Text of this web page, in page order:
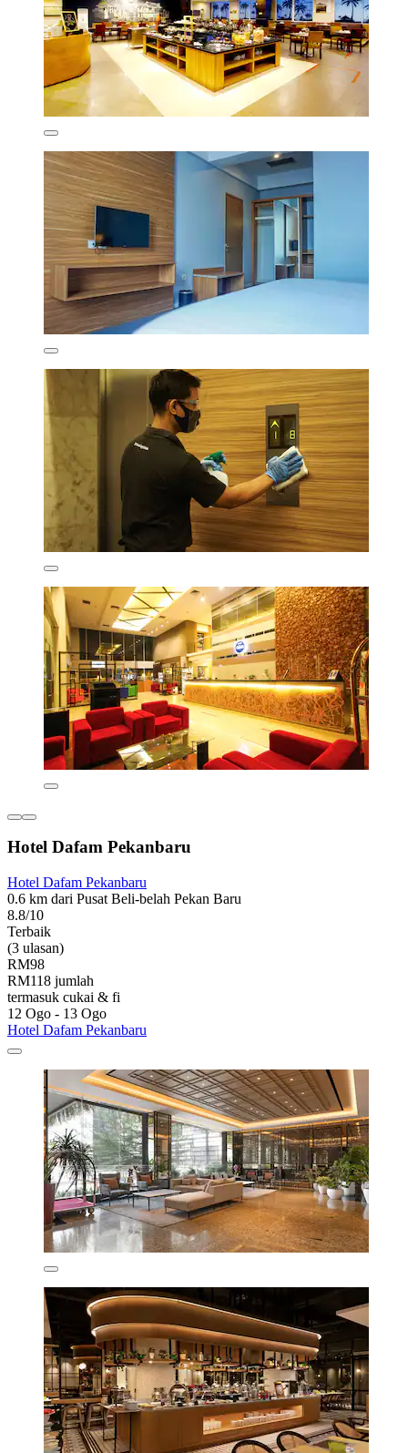
Hotel Dafam Pekanbaru
Hotel Dafam Pekanbaru
0.6 km dari Pusat Beli-belah Pekan Baru
8.8/10
Terbaik
(3 ulasan)
RM98
RM118 jumlah
termasuk cukai & fi
12 Ogo - 13 Ogo
Hotel Dafam Pekanbaru